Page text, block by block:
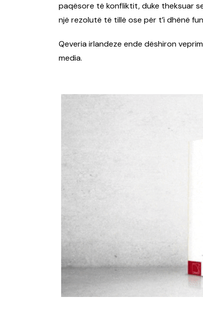
paqësore të konfliktit, duke theksuar
një rezolutë të tillë ose për t’i dhënë
Qeveria irlandeze ende dëshiron
media.